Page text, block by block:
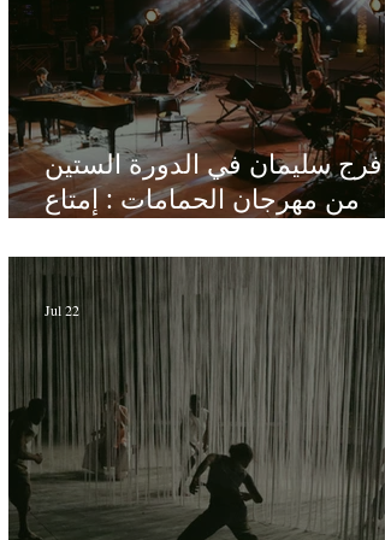
فرج سليمان في الدورة الستين
من مهرجان الحمامات : إمتاع
Jul 22